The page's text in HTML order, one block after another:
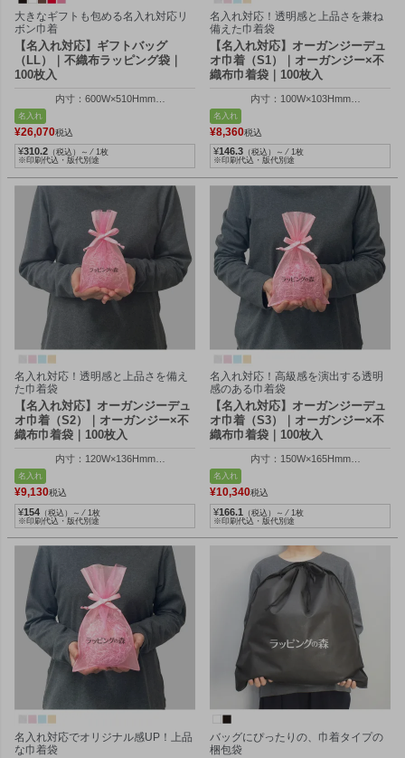
大きなギフトも包める名入れ対応リ
ボン巾着
【名入れ対応】ギフトバッグ
（LL）｜不織布ラッピング袋｜
100枚入
内寸：600W×510Hmm
名入れ
¥26,070税込
¥310.2 （税込）～ ⁄ 1枚
※印刷代込・版代別途
名入れ対応！透明感と上品さを兼ね
備えた巾着袋
【名入れ対応】オーガンジーデュ
オ巾着（S1）｜オーガンジー×不
織布巾着袋｜100枚入
内寸：100W×103Hmm
名入れ
¥8,360税込
¥146.3 （税込）～ ⁄ 1枚
※印刷代込・版代別途
名入れ対応！透明感と上品さを備え
た巾着袋
【名入れ対応】オーガンジーデュ
オ巾着（S2）｜オーガンジー×不
織布巾着袋｜100枚入
内寸：120W×136Hmm
名入れ
¥9,130税込
¥154 （税込）～ ⁄ 1枚
※印刷代込・版代別途
名入れ対応！高級感を演出する透明
感のある巾着袋
【名入れ対応】オーガンジーデュ
オ巾着（S3）｜オーガンジー×不
織布巾着袋｜100枚入
内寸：150W×165Hmm
名入れ
¥10,340税込
¥166.1
（税込）～ ⁄ 1枚
※印刷代込・版代別途
名入れ対応でオリジナル感UP！上品
な巾着袋
バッグにぴったりの、巾着タイプの
梱包袋